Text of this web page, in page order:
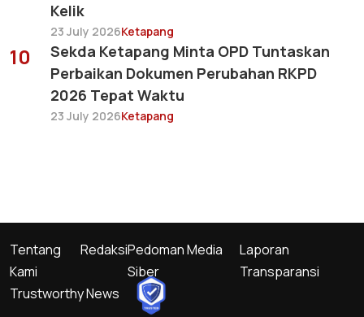
Kelik
23 July 2026Ketapang
10
Sekda Ketapang Minta OPD Tuntaskan
Perbaikan Dokumen Perubahan RKPD
2026 Tepat Waktu
23 July 2026Ketapang
Trustworthy News
Tentang
Kami
RedaksiPedoman Media
Siber
Laporan
Transparansi